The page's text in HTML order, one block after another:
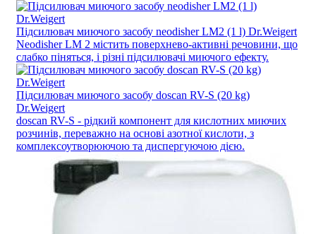
Підсилювач миючого засобу neodisher LM2 (1 l) Dr.Weigert
Neodisher LM 2 містить поверхнево-активні речовини, що
слабко піняться, і різні підсилювачі миючого ефекту.
Підсилювач миючого засобу doscan RV-S (20 kg)
Dr.Weigert
doscan RV-S - рідкий компонент для кислотних миючих
розчинів, переважно на основі азотної кислоти, з
комплексоутворюючою та диспергуючою дією.